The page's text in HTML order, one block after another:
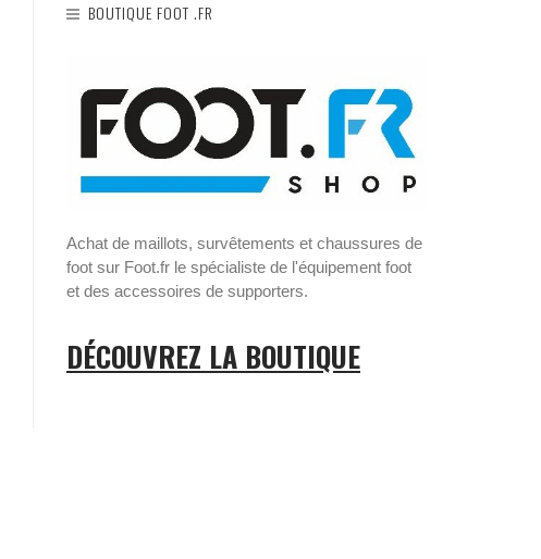
BOUTIQUE FOOT .FR
Achat de maillots, survêtements et chaussures de
foot sur Foot.fr le spécialiste de l'équipement foot
et des accessoires de supporters.
DÉCOUVREZ LA BOUTIQUE